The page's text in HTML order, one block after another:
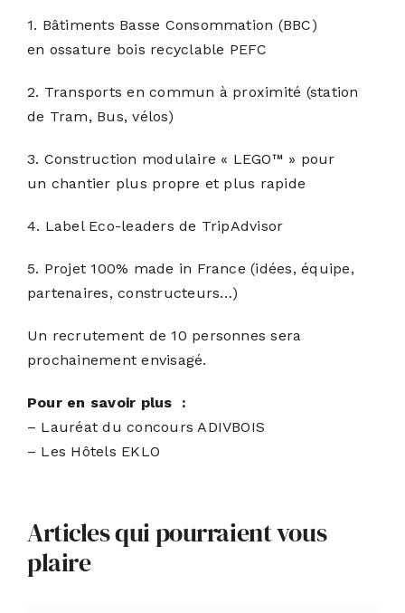
1. Bâtiments Basse Consommation (BBC)
en ossature bois recyclable PEFC
2. Transports en commun à proximité (station
de Tram, Bus, vélos)
3. Construction modulaire « LEGO™ » pour
un chantier plus propre et plus rapide
4. Label Eco-leaders de TripAdvisor
5. Projet 100% made in France (idées, équipe,
partenaires, constructeurs…)
Un recrutement de 10 personnes sera
prochainement envisagé.
Pour en savoir plus :
– Lauréat duconcours ADIVBOIS
– Les Hôtels EKLO
Articles qui pourraient vous
plaire